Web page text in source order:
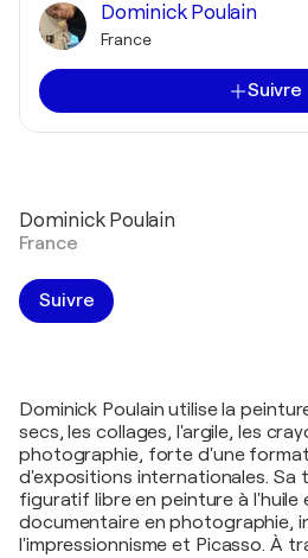
Dominick Poulain
France
Suivre
Dominick Poulain
France
Suivre
Dominick Poulain utilise la
secs, les collages, l'argile, les
photographie, forte d'une
d'expositions internationales. Sa
figuratif libre en peinture à l'huile
documentaire en photographie,
l'impressionnisme et Picasso. À